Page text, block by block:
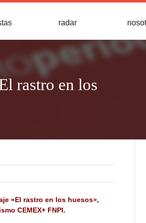
radar
rastro en los
«El rastro en los huesos»,
CEMEX+ FNPI.